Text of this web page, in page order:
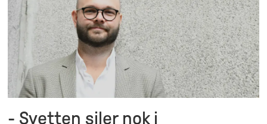
- Svetten siler nok i